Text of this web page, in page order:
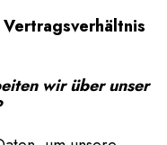
wir über unser